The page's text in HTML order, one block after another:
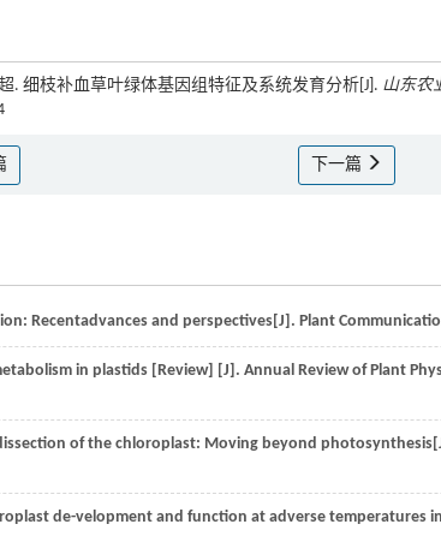
. 细枝补血草叶绿体基因组特征及系统发育分析[J]. 山东农
下一篇
Recentadvances and perspectives[J]. Plant
in plastids [Review] [J]. Annual Review of Plant
of the chloroplast: Moving beyond
de-velopment and function at adverse temperatures